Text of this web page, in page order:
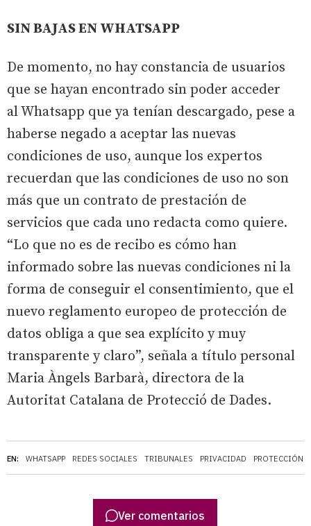
EN: WHATSAPP REDES SOCIALES TRIBUNALES PRIVACIDAD PROTECCIÓN
SIN BAJAS EN WHATSAPP
De momento, no hay constancia de usuarios
que se hayan encontrado sin poder acceder
al Whatsapp que ya tenían descargado, pese a
haberse negado a aceptar las nuevas
condiciones de uso, aunque los expertos
recuerdan que las condiciones de uso no son
más que un contrato de prestación de
servicios que cada uno redacta como quiere.
“Lo que no es de recibo es cómo han
informado sobre las nuevas condiciones ni la
forma de conseguir el consentimiento, que el
nuevo reglamento europeo de protección de
datos obliga a que sea explícito y muy
transparente y claro”, señala a título personal
Maria Àngels Barbarà, directora de la
Autoritat Catalana de Protecció de Dades.
Ver comentarios